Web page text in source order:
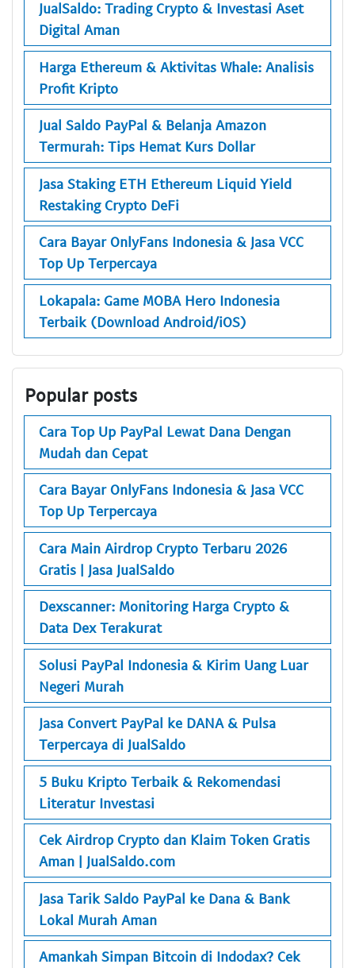
JualSaldo: Trading Crypto & Investasi Aset
Digital Aman
Harga Ethereum & Aktivitas Whale: Analisis
Profit Kripto
Jual Saldo PayPal & Belanja Amazon
Termurah: Tips Hemat Kurs Dollar
Jasa Staking ETH Ethereum Liquid Yield
Restaking Crypto DeFi
Cara Bayar OnlyFans Indonesia & Jasa VCC
Top Up Terpercaya
Lokapala: Game MOBA Hero Indonesia
Terbaik (Download Android/iOS)
Popular posts
Cara Top Up PayPal Lewat Dana Dengan
Mudah dan Cepat
Cara Bayar OnlyFans Indonesia & Jasa VCC
Top Up Terpercaya
Cara Main Airdrop Crypto Terbaru 2026
Gratis | Jasa JualSaldo
Dexscanner: Monitoring Harga Crypto &
Data Dex Terakurat
Solusi PayPal Indonesia & Kirim Uang Luar
Negeri Murah
Jasa Convert PayPal ke DANA & Pulsa
Terpercaya di JualSaldo
5 Buku Kripto Terbaik & Rekomendasi
Literatur Investasi
Cek Airdrop Crypto dan Klaim Token Gratis
Aman | JualSaldo.com
Jasa Tarik Saldo PayPal ke Dana & Bank
Lokal Murah Aman
Amankah Simpan Bitcoin di Indodax? Cek